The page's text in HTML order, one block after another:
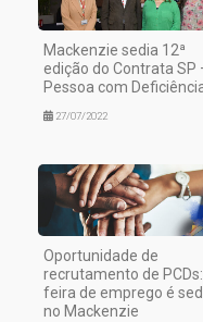
Mackenzie sedia 12ª
edição do Contrata SP
Pessoa com
27/07/2022
Oportunidade de
recrutamento de PCDs:
feira de emprego é
no Mackenzie